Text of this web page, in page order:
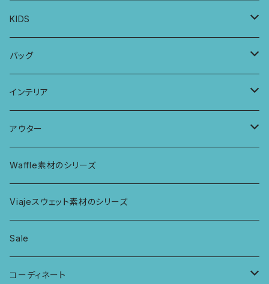
半袖ワンピース
カシュクールブラ
プレーンショーツ
ボンバチャショーツ
総レースショーツ
レディースボクサー
シュシュ
ヘアターバン
三つ編み紐
メンズボクサー
パンツ
トップス
KIDS
KIDS 羽根つきTシャツ
KIDS Tシャツ
KIDS ロングスリーブトップス
KIDS ラグランスリーブ長袖トップス
KIDS アラジンパンツ
KIDS ジョギングパンツ
KIDS レギンス
バッグ
PCケース
マルシェバッグ
インテリア
カーテン
ラグ
なべつかみ
プフ
アウター
パーカー
ジャケット
Waffle素材のシリーズ
Viajeスウェット素材のシリーズ
Sale
コーディネート